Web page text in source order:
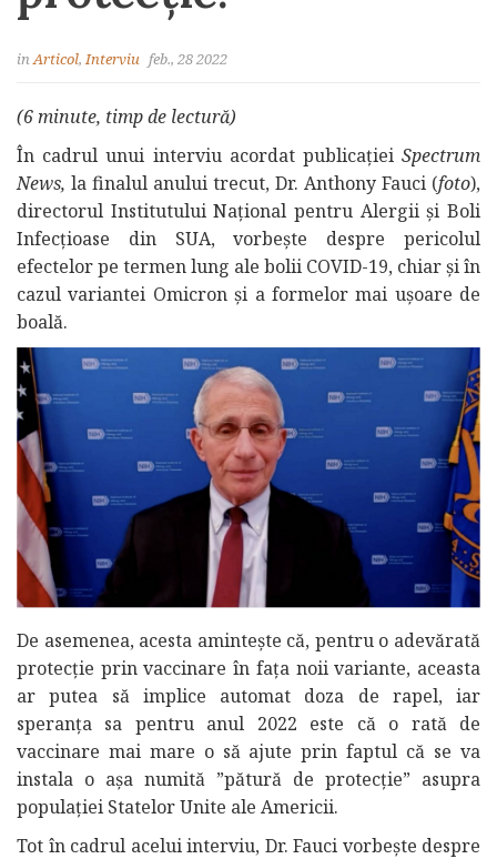
inArticol,Interviu feb., 28 2022
(6 minute, timp de lectură)
În cadrul unui interviu acordat publicației Spectrum
News, la finalul anului trecut, Dr. Anthony Fauci (foto),
directorul Institutului Național pentru Alergii și Boli
Infecțioase din SUA, vorbește despre pericolul
efectelor pe termen lung ale bolii COVID-19, chiar și în
cazul variantei Omicron și a formelor mai ușoare de
boală.
De asemenea, acesta amintește că, pentru o adevărată
protecție prin vaccinare în fața noii variante, aceasta
ar putea să implice automat doza de rapel, iar
speranța sa pentru anul 2022 este că o rată de
vaccinare mai mare o să ajute prin faptul că se va
instala o așa numită ”pătură de protecție” asupra
populației Statelor Unite ale Americii.
Tot în cadrul acelui interviu, Dr. Fauci vorbește despre